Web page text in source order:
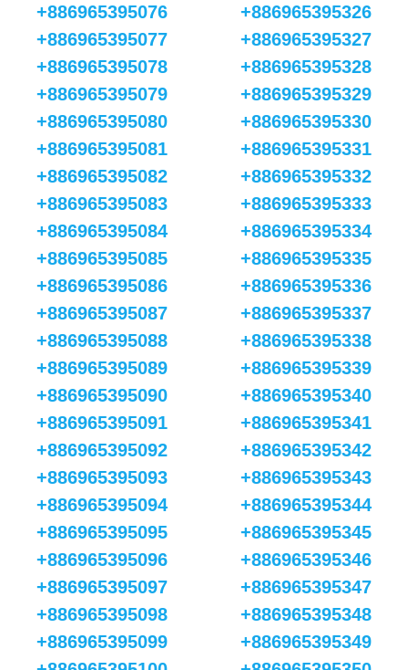
+886965395076
+886965395077
+886965395078
+886965395079
+886965395080
+886965395081
+886965395082
+886965395083
+886965395084
+886965395085
+886965395086
+886965395087
+886965395088
+886965395089
+886965395090
+886965395091
+886965395092
+886965395093
+886965395094
+886965395095
+886965395096
+886965395097
+886965395098
+886965395099
+886965395326
+886965395327
+886965395328
+886965395329
+886965395330
+886965395331
+886965395332
+886965395333
+886965395334
+886965395335
+886965395336
+886965395337
+886965395338
+886965395339
+886965395340
+886965395341
+886965395342
+886965395343
+886965395344
+886965395345
+886965395346
+886965395347
+886965395348
+886965395349